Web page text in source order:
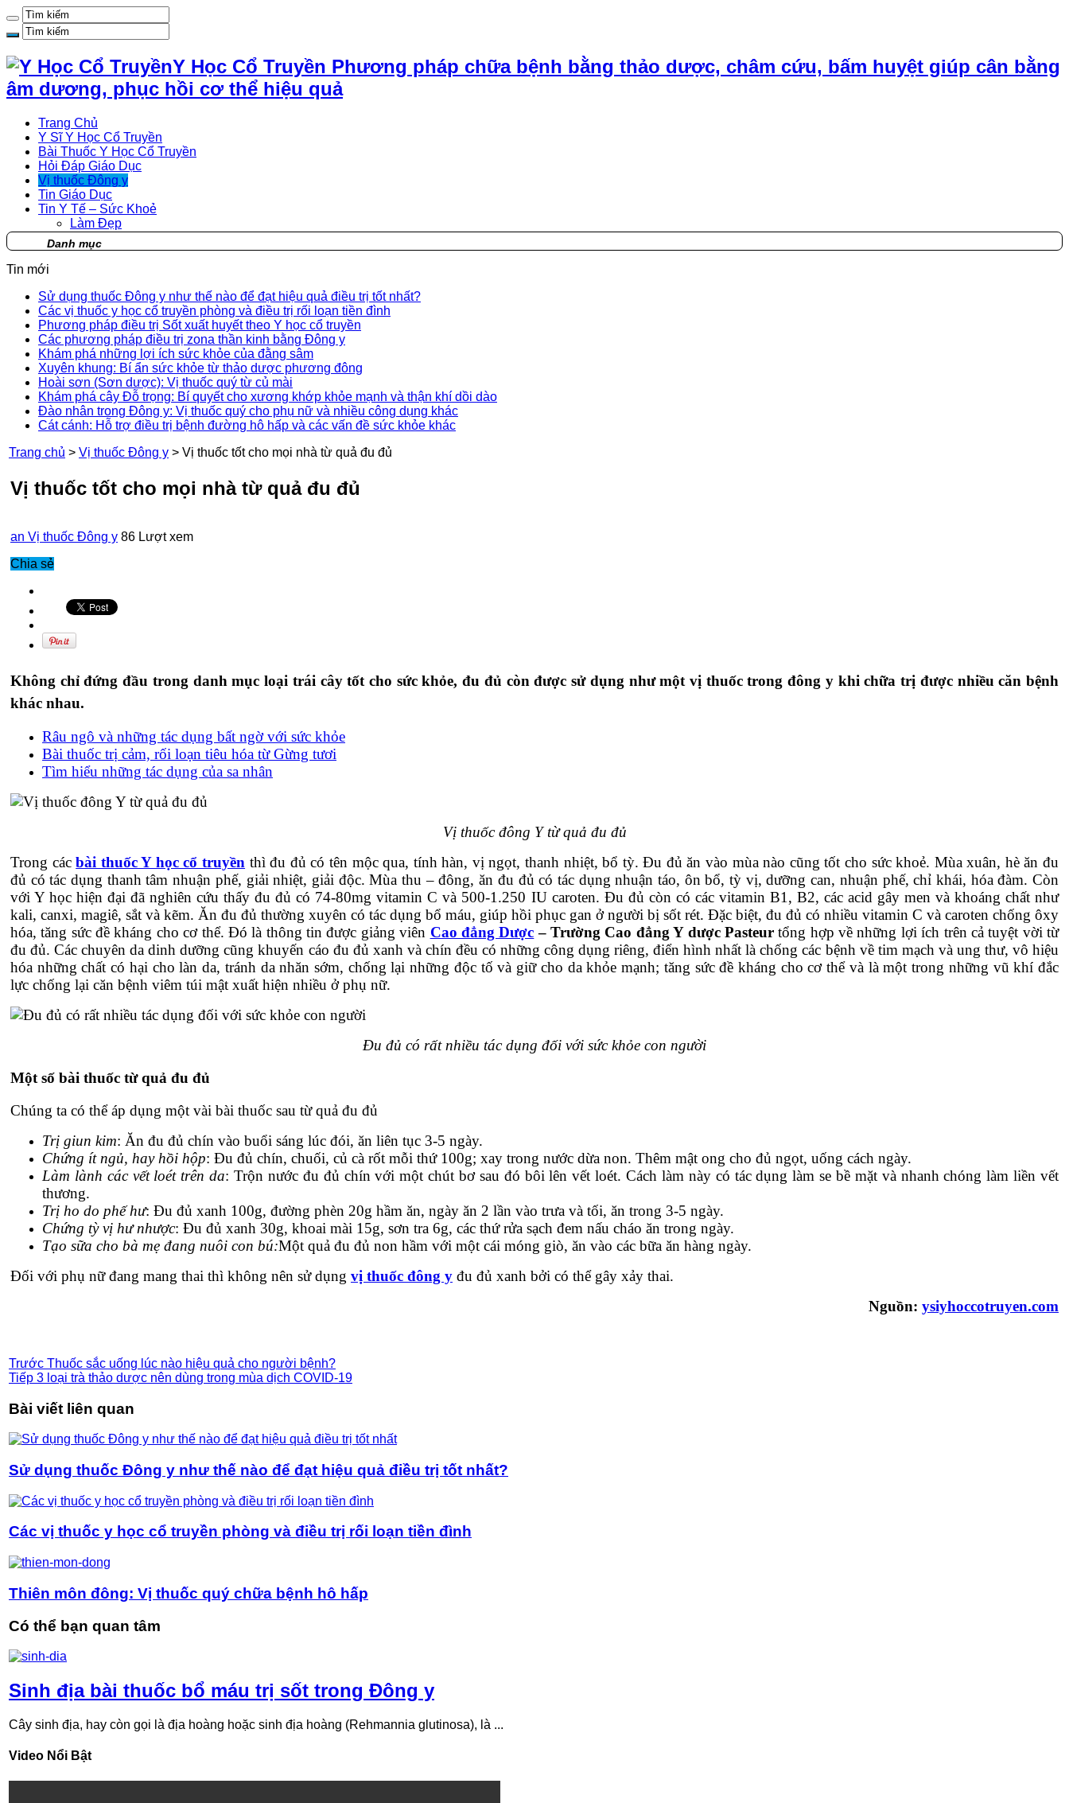
Y Học Cổ Truyền Phương pháp chữa bệnh bằng thảo dược, châm cứu, bấm huyệt giúp cân bằng
âm dương, phục hồi cơ thể hiệu quả
Trang Chủ
Y Sĩ Y Học Cổ Truyền
Bài Thuốc Y Học Cổ Truyền
Hỏi Đáp Giáo Dục
Vị thuốc Đông y
Tin Giáo Dục
Tin Y Tế – Sức Khoẻ
Làm Đẹp
Danh mục
Tin mới
Sử dụng thuốc Đông y như thế nào để đạt hiệu quả điều trị tốt nhất?
Các vị thuốc y học cổ truyền phòng và điều trị rối loạn tiền đình
Phương pháp điều trị Sốt xuất huyết theo Y học cổ truyền
Các phương pháp điều trị zona thần kinh bằng Đông y
Khám phá những lợi ích sức khỏe của đằng sâm
Xuyên khung: Bí ẩn sức khỏe từ thảo dược phương đông
Hoài sơn (Sơn dược): Vị thuốc quý từ củ mài
Khám phá cây Đỗ trọng: Bí quyết cho xương khớp khỏe mạnh và thận khí dồi dào
Đào nhân trong Đông y: Vị thuốc quý cho phụ nữ và nhiều công dụng khác
Cát cánh: Hỗ trợ điều trị bệnh đường hô hấp và các vấn đề sức khỏe khác
Trang chủ > Vị thuốc Đông y > Vị thuốc tốt cho mọi nhà từ quả đu đủ
Vị thuốc tốt cho mọi nhà từ quả đu đủ
an Vị thuốc Đông y 86 Lượt xem
Chia sẻ
Không chỉ đứng đầu trong danh mục loại trái cây tốt cho sức khỏe, đu đủ còn được sử dụng như một vị thuốc trong đông y khi chữa trị được nhiều căn bệnh
khác nhau.
Râu ngô và những tác dụng bất ngờ với sức khỏe
Bài thuốc trị cảm, rối loạn tiêu hóa từ Gừng tươi
Tìm hiểu những tác dụng của sa nhân
Vị thuốc đông Y từ quả đu đủ
Trong cácbài thuốc Y học cổ truyền thì đu đủ có tên mộc qua, tính hàn, vị ngọt, thanh nhiệt, bổ tỳ. Đu đủ ăn vào mùa nào cũng tốt cho sức khoẻ. Mùa xuân, hè ăn đu
đủ có tác dụng thanh tâm nhuận phế, giải nhiệt, giải độc. Mùa thu – đông, ăn đu đủ có tác dụng nhuận táo, ôn bổ, tỳ vị, dưỡng can, nhuận phế, chỉ khái, hóa đàm. Còn
với Y học hiện đại đã nghiên cứu thấy đu đủ có 74-80mg vitamin C và 500-1.250 IU caroten. Đu đủ còn có các vitamin B1, B2, các acid gây men và khoáng chất như
kali, canxi, magiê, sắt và kẽm. Ăn đu đủ thường xuyên có tác dụng bổ máu, giúp hồi phục gan ở người bị sốt rét. Đặc biệt, đu đủ có nhiều vitamin C và caroten chống ôxy
hóa, tăng sức đề kháng cho cơ thể. Đó là thông tin được giảng viên Cao đẳng Dược – Trường Cao đẳng Y dược Pasteurtổng hợp về những lợi ích trên cả tuyệt vời từ
đu đủ. Các chuyên da dinh dưỡng cũng khuyến cáo đu đủ xanh và chín đều có những công dụng riêng, điển hình nhất là chống các bệnh về tim mạch và ung thư, vô hiệu
hóa những chất có hại cho làn da, tránh da nhăn sớm, chống lại những độc tố và giữ cho da khỏe mạnh; tăng sức đề kháng cho cơ thể và là một trong những vũ khí đắc
lực chống lại căn bệnh viêm túi mật xuất hiện nhiều ở phụ nữ.
Đu đủ có rất nhiều tác dụng đối với sức khỏe con người
Một số bài thuốc từ quả đu đủ
Chúng ta có thể áp dụng một vài bài thuốc sau từ quả đu đủ
Trị giun kim: Ăn đu đủ chín vào buổi sáng lúc đói, ăn liên tục 3-5 ngày.
Chứng ít ngủ, hay hồi hộp: Đu đủ chín, chuối, củ cà rốt mỗi thứ 100g; xay trong nước dừa non. Thêm mật ong cho đủ ngọt, uống cách ngày.
Làm lành các vết loét trên da: Trộn nước đu đủ chín với một chút bơ sau đó bôi lên vết loét. Cách làm này có tác dụng làm se bề mặt và nhanh chóng làm liền vết
thương.
Trị ho do phế hư: Đu đủ xanh 100g, đường phèn 20g hầm ăn, ngày ăn 2 lần vào trưa và tối, ăn trong 3-5 ngày.
Chứng tỳ vị hư nhược: Đu đủ xanh 30g, khoai mài 15g, sơn tra 6g, các thứ rửa sạch đem nấu cháo ăn trong ngày.
Tạo sữa cho bà mẹ đang nuôi con bú:Một quả đu đủ non hầm với một cái móng giò, ăn vào các bữa ăn hàng ngày.
Đối với phụ nữ đang mang thai thì không nên sử dụng vị thuốc đông y đu đủ xanh bởi có thể gây xảy thai.
Nguồn: ysiyhoccotruyen.com
Trước Thuốc sắc uống lúc nào hiệu quả cho người bệnh?
Tiếp 3 loại trà thảo dược nên dùng trong mùa dịch COVID-19
Bài viết liên quan
Sử dụng thuốc Đông y như thế nào để đạt hiệu quả điều trị tốt nhất?
Các vị thuốc y học cổ truyền phòng và điều trị rối loạn tiền đình
Thiên môn đông: Vị thuốc quý chữa bệnh hô hấp
Có thể bạn quan tâm
Sinh địa bài thuốc bổ máu trị sốt trong Đông y
Cây sinh địa, hay còn gọi là địa hoàng hoặc sinh địa hoàng (Rehmannia glutinosa), là ...
Video Nổi Bật